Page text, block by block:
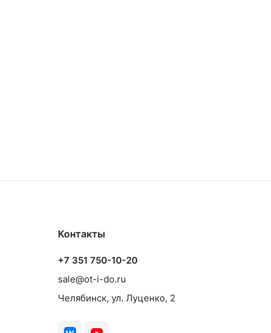
Контакты
+7 351 750-10-20
sale@ot-i-do.ru
Челябинск, ул. Луценко, 2